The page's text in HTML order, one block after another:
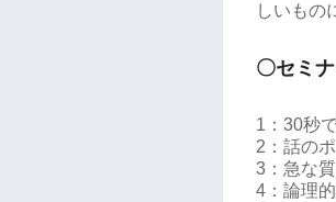
しいもの
〇セミ
1：30秒
2：話の
3：急な
4：論理